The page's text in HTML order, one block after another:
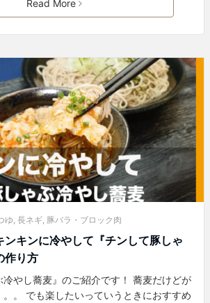
Read More
ゆ 長ネギ 豚バラ・ブロック肉
ンキンに冷やして『チンして豚しゃ
作り方
冷やし蕎麦』のご紹介です！ 蕎麦だけどが
。。 でも楽したいっていうときにおすすめ